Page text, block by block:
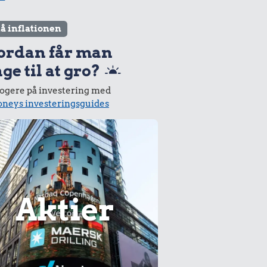
inflationen
får man
til at gro?
på investering med
investeringsguides
Aktier